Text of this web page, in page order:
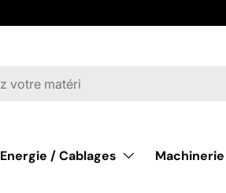
Energie / Cablages Machinerie